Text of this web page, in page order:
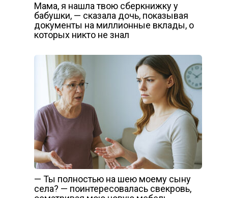
Мама, я нашла твою сберкнижку у
бабушки, — сказала дочь, показывая
документы на миллионные вклады, о
которых никто не знал
— Ты полностью на шею моему сыну
села? — поинтересовалась свекровь,